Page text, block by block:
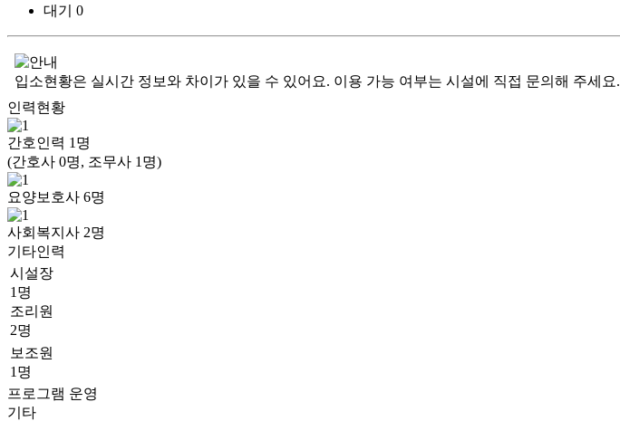
대기
0
입소현황은 실시간 정보와 차이가 있을 수 있어요. 이용 가능 여부는 시설에 직접 문의해 주세요.
인력현황
간호인력 1 명
(간호사 0명, 조무사 1명)
요양보호사 6명
사회복지사 2명
기타인력
시설장
1명
조리원
2명
보조원
1명
프로그램 운영
기타